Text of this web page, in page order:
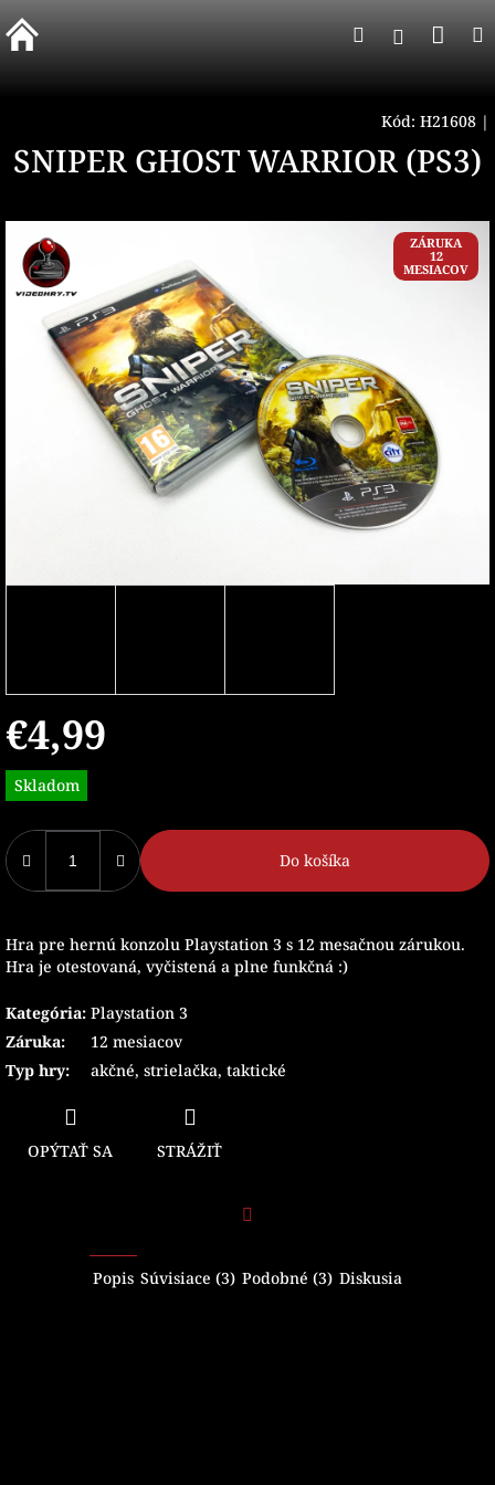
na
obsah
Hľadať
Kód: H21608 |
SNIPER GHOST WARRIOR (PS3)
ZÁRUKA
12
MESIACOV
€4,99
Jednotková
cena:
Skladom
Do košíka
Hra pre hernú konzolu Playstation 3 s 12 mesačnou zárukou.
Hra je otestovaná, vyčistená a plne funkčná :)
Kategória: Playstation 3
Záruka:
12 mesiacov
Typ hry: akčné, strielačka, taktické
OPÝTAŤ SA STRÁŽIŤ
Popis Súvisiace (3) Podobné (3) Diskusia